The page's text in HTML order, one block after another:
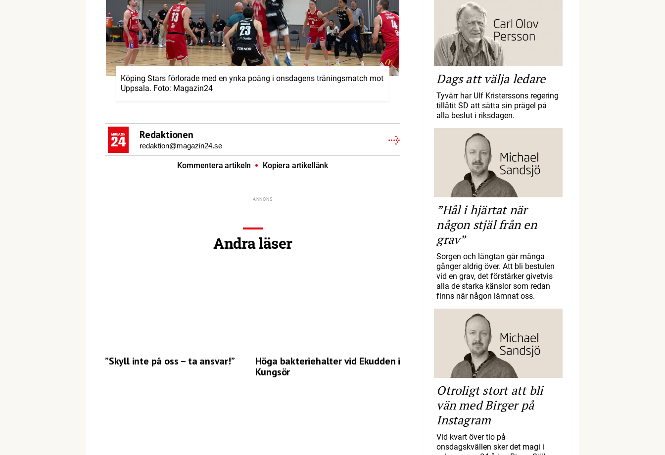
Köping Stars förlorade med en ynka poäng i onsdagens träningsmatch mot
Uppsala. Foto: Magazin24
Redaktionen
redaktion@magazin24.se
Kommentera artikeln Kopiera artikellänk
Andra läser
”Skyll inte på oss – ta ansvar!”
Höga bakteriehalter vid Ekudden i
Kungsör
Dags att välja ledare
Tyvärr har Ulf Kristerssons regering
tillåtit SD att sätta sin prägel på
alla beslut i riksdagen.
”Hål i hjärtat när
någon stjäl från en
grav”
Sorgen och längtan går många
gånger aldrig över. Att bli bestulen
vid en grav, det förstärker givetvis
alla de starka känslor som redan
finns när någon lämnat oss.
Otroligt stort att bli
vän med Birger på
Instagram
Vid kvart över tio på
onsdagskvällen sker det magi i